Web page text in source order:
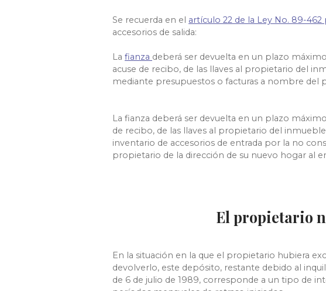
Se recuerda en el artículo 22 de la Ley No. 89-
accesorios de salida:
La fianza deberá ser devuelta en un plazo
acuse de recibo, de las llaves al propietario del
mediante presupuestos o facturas a nombre del
La fianza deberá ser devuelta en un plazo
de recibo, de las llaves al propietario del
inventario de accesorios de entrada por la no
propietario de la dirección de su nuevo hogar al
El propietario
En la situación en la que el propietario hubiera
devolverlo, este depósito, restante debido al
de 6 de julio de 1989, corresponde a un tipo de